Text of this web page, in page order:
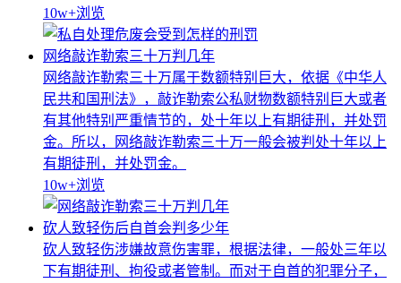
10w+浏览
网络敲诈勒索三十万判几年
网络敲诈勒索三十万属于数额特别巨大，依据《中华人
民共和国刑法》，敲诈勒索公私财物数额特别巨大或者
有其他特别严重情节的，处十年以上有期徒刑，并处罚
金。所以，网络敲诈勒索三十万一般会被判处十年以上
有期徒刑，并处罚金。
10w+浏览
砍人致轻伤后自首会判多少年
砍人致轻伤涉嫌故意伤害罪，根据法律，一般处三年以
下有期徒刑、拘役或者管制。而对于自首的犯罪分子，